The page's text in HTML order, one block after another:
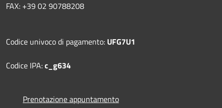
FAX: +39 02 90788208
Codice univoco di pagamento: UFG7U1
Codice IPA:c_g634
Prenotazione appuntamento